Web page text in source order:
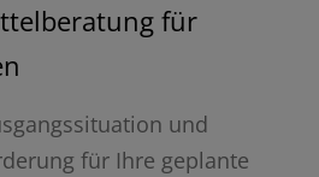
für
und
für Ihre geplante